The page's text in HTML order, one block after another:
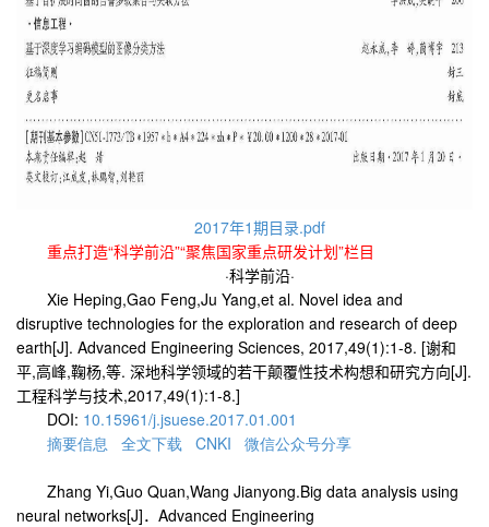
2017年1期目录.pdf
重点打造“科学前沿”“聚焦国家重点研发计划”栏目
·科学前沿·
Xie Heping,Gao Feng,Ju Yang,et al. Novel idea and
disruptive technologies for the exploration and research of deep
earth[J]. Advanced Engineering Sciences, 2017,49(1):1-8. [谢和
平,高峰,鞠杨,等. 深地科学领域的若干颠覆性技术构想和研究方向[J].
工程科学与技术,2017,49(1):1-8.]
DOI: 10.15961/j.jsuese.2017.01.001
摘要信息 全文下载 CNKI 微信公众号分享
Zhang Yi,Guo Quan,Wang Jianyong.Big data analysis using
neural networks[J]． Advanced Engineering